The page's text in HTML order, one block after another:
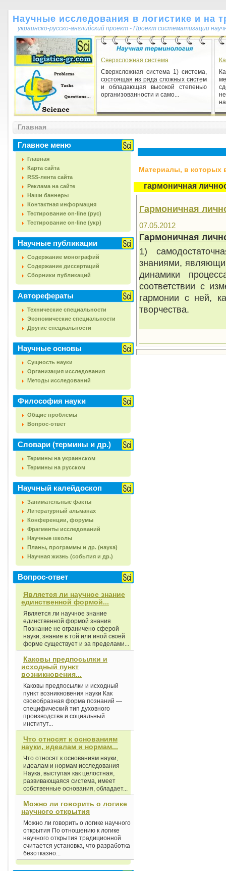
Научные исследования в логистике и на
украинско-русско-английский проект - Проект систематизации
Сверхсложная система
Сверхсложная система 1) система,
состоящая из ряда сложных систем
и обладающая высокой степенью
организованности и само...
Гистограмма
столбиковой форме, в которой
величина показателя изобра...
Главная
Главное меню
Главная
Карта сайта
RSS-лента сайта
Реклама на сайте
Наши баннеры
Контактная информация
Тестирование on-line (рус)
Тестирование on-line (укр)
Научные публикации
Содержание монографий
Содержание диссертаций
Сборники публикаций
Авторефераты
Технические специальности
Экономические специальности
Другие специальности
Научные основы
Сущность науки
Организация исследования
Методы исследований
Философия науки
Общие проблемы
Вопрос-ответ
Словари (термины и др.)
Термины на украинском
Термины на русском
Научный калейдоскоп
Занимательные факты
Литературный альманах
Конференции, форумы
Фрагменты исследований
Научные школы
Планы, программы и др. (наука)
Научная жизнь (события и др.)
Вопрос-ответ
Является ли научное знание
единственной формой...
Является ли научное знание
единственной формой знания
Познание не ограничено сферой
науки, знание в той или иной своей
форме существует и за пределами...
Каковы предпосылки и
исходный пункт
возникновения...
Каковы предпосылки и исходный
пункт возникновения науки Как
своеобразная форма познаний —
специфический тип духовного
производства и социальный
институт...
Что относят к основаниям
науки, идеалам и нормам...
Что относят к основаниям науки,
идеалам и нормам исследования
Наука, выступая как целостная,
развивающаяся система, имеет
собственные основания, обладает...
Можно ли говорить о логике
научного открытия
Можно ли говорить о логике научного
открытия По отношению к логике
научного открытия традиционной
считается установка, что разработка
безотказно...
Материалы, в которых
гармоничная
Гармоничная
07.05.2012
Гармоничная
1)
знаниями,
динамики
соответствии с
гармонии с ней,
творчества.